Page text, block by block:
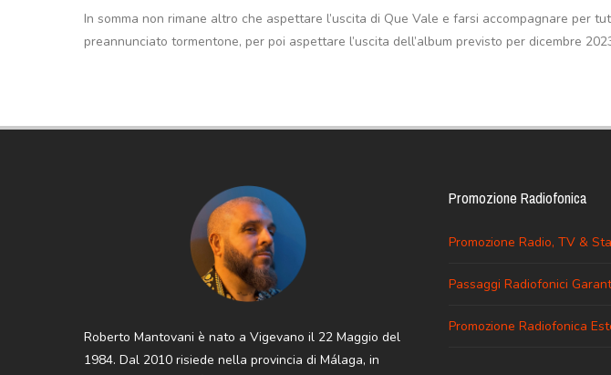
In somma non rimane altro che aspettare l’uscita di Que Vale e farsi accompagnare per
preannunciato tormentone, per poi aspettare l’uscita dell’album previsto per dicembre
Roberto Mantovani è nato a Vigevano il 22 Maggio del
1984. Dal 2010 risiede nella provincia di Málaga, in
Promozione Radiofonica
Promozione Radio, TV &
Passaggi Radiofonici
Promozione Radiofonica